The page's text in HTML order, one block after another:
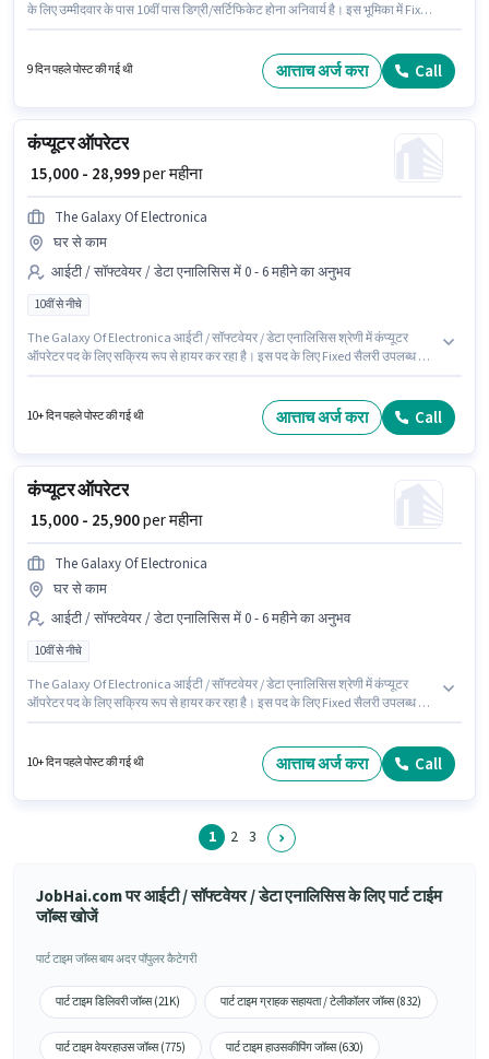
के लिए उम्मीदवार के पास 10वीं पास डिग्री/सर्टिफिकेट होना अनिवार्य है। इस भूमिका में Fixed
प्रति माह ₹28000 तक कमा सकते हैं।
9 दिन पहले पोस्ट की गई थी आत्ताच अर्ज करा Call
कंप्यूटर ऑपरेटर
₹ 15,000 - 28,999per महीना
The Galaxy Of Electronica
घर से काम
आईटी / सॉफ्टवेयर / डेटा एनालिसिस में 0 - 6 महीने का अनुभव
10वीं से नीचे
The Galaxy Of Electronica आईटी / सॉफ्टवेयर / डेटा एनालिसिस श्रेणी में कंप्यूटर
ऑपरेटर पद के लिए सक्रिय रूप से हायर कर रहा है। इस पद के लिए Fixed सैलरी उपलब्ध है।
प्रति माह ₹28999 तक कमा सकते हैं।
10+ दिन पहले पोस्ट की गई थी आत्ताच अर्ज करा Call
कंप्यूटर ऑपरेटर
₹ 15,000 - 25,900per महीना
The Galaxy Of Electronica
घर से काम
आईटी / सॉफ्टवेयर / डेटा एनालिसिस में 0 - 6 महीने का अनुभव
10वीं से नीचे
The Galaxy Of Electronica आईटी / सॉफ्टवेयर / डेटा एनालिसिस श्रेणी में कंप्यूटर
ऑपरेटर पद के लिए सक्रिय रूप से हायर कर रहा है। इस पद के लिए Fixed सैलरी उपलब्ध है।
उपयुक्त हैं।
10+ दिन पहले पोस्ट की गई थी आत्ताच अर्ज करा Call
1 2 3
JobHai.com पर आईटी / सॉफ्टवेयर / डेटा एनालिसिस के लिए पार्ट टाईम
जॉब्स खोजें
पार्ट टाइम जॉब्स बाय अदर पॉपुलर कैटेगरी
पार्ट टाइम डिलिवरी जॉब्स (21K) पार्ट टाइम ग्राहक सहायता / टेलीकॉलर जॉब्स (832)
पार्ट टाइम वेयरहाउस जॉब्स (775) पार्ट टाइम हाउसकीपिंग जॉब्स (630)